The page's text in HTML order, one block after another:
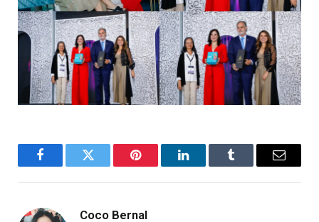
FacebookTwitter Pinterest LinkedInTumblr Email
Coco Bernal